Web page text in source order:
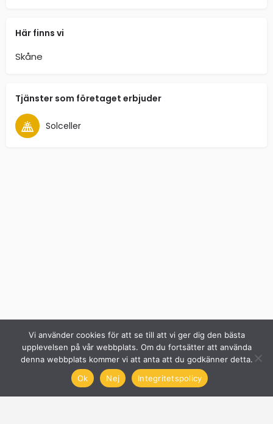
Här finns vi
Skåne
Tjänster som företaget erbjuder
Solceller
Vi använder cookies för att se till att vi ger dig den bästa
upplevelsen på vår webbplats. Om du fortsätter att använda
denna webbplats kommer vi att anta att du godkänner detta.
Ok
Nej Integritetspolicy